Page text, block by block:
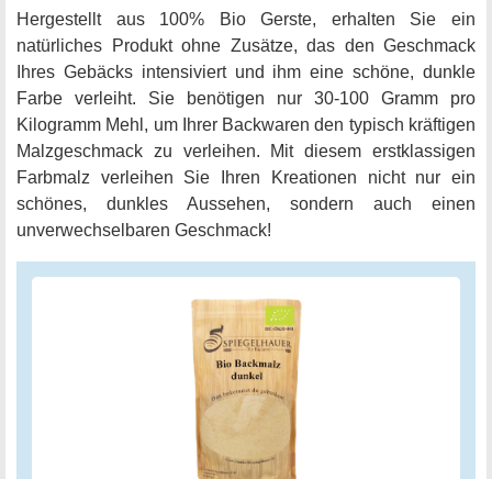
Hergestellt aus 100% Bio Gerste, erhalten Sie ein
natürliches Produkt ohne Zusätze, das den Geschmack
Ihres Gebäcks intensiviert und ihm eine schöne, dunkle
Farbe verleiht. Sie benötigen nur 30-100 Gramm pro
Kilogramm Mehl, um Ihrer Backwaren den typisch kräftigen
Malzgeschmack zu verleihen. Mit diesem erstklassigen
Farbmalz verleihen Sie Ihren Kreationen nicht nur ein
schönes, dunkles Aussehen, sondern auch einen
unverwechselbaren Geschmack!